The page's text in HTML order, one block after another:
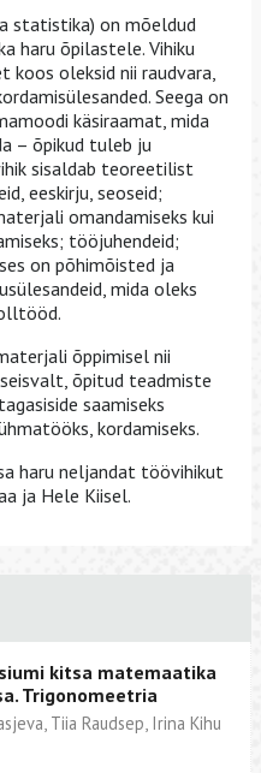
statistika) on mõeldud
haru õpilastele. Vihiku
oleksid nii raudvara,
Seega on
käsiraamat, mida
– õpikud tuleb ju
sisaldab teoreetilist
eeskirju, seoseid;
omandamiseks kui
tööjuhendeid;
on põhimõisted ja
mida oleks
õppimisel nii
õpitud teadmiste
saamiseks
kordamiseks.
haru neljandat töövihikut
ja Hele Kiisel.
kitsa matemaatika
Trigonomeetria
Tiia Raudsep, Irina Kihu